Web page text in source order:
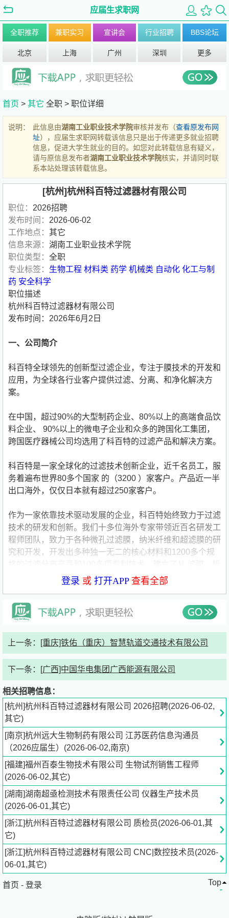
应届生求职网
全职推荐 兼职实习 宣讲会 行业招聘 BBS论坛
北京 上海 广州 深圳 更多
首页 > 其它 全职 > 职位详细
说明： 此信息由湖南工业职业技术学院审核并发布（查看原发布网
址），应届生求职网转载该信息只是出于传递更多就业招聘
信息，促进大学生就业的目的。如您对此转载信息有疑义，
请与原信息发布者湖南工业职业技术学院核实，并请同时联
系本站处理该转载信息。
[杭州]杭州科百特过滤器材有限公司
职位： 2026招聘
发布时间： 2026-06-02
工作地点： 其它
信息来源： 湖南工业职业技术学院
职位类型： 全职
专业标签： 生物工程 材料类 药学 机械类 自动化 化工与制
药 安全科学
职位描述
杭州科百特过滤器材有限公司
发布时间：2026年6月2日
一、公司简介
科百特全球领先的创新型过滤企业，专注于膜技术的开发和
应用，为全球各行业客户提供过滤、分离、和净化解决方
案。
在中国，超过90%的大型制药企业、80%以上的高端食品饮
料企业、 90%以上的微电子企业和众多的跨国化工集团，
跨国医疗器械公司均选用了科百特的过滤产品和解决方案。
科百特是一家全球化的过滤技术创新企业，近千名员工，服
务着遍布世界80多个国家 的（3200 ）家客户。产品近一半
出口海外，仅仅日本就有超过250家客户。
作为一家依靠技术驱动发展的企业，科百特始终致力于过滤
技术的研发和创新。我们十多位海外专家带领近百名研发工
程师团队，致力于各种微孔过滤膜，纳米纤维和超滤膜的研
究和开发，开发出多种独一无二的核心材料和1200多个规
叠滤芯，囊式过滤器，超滤膜堆，金属过滤器，金属滤芯，
分离产业链。奠定了科百特强大的竞争优势。
的服务。我们投资5000万建立独立的第三方资质的验证检
年为制药客户提供超过1200份工艺验证报告，每年为电
子，化工，生命科学客户提供超过1300份技术分析报告和
解决方案。我们用极致产品和持续创新的解决方案帮助客户
提升品质，与他们一同迎接挑战。
我们恪守产品质量第一，全球客户信赖的质量方针。通过学
习运用日本的精益化生产理念，持续的进行TPS改善提高，
聘请日本原真二先生为质量总监，导入业内最严苛的日本质
量管理控制体系，确保科百特产品的高品质、高稳定性和高
可靠性，赢得了全球客户的信赖。现在客户投诉率不到国内
行业平均的十分之一。
Collaboration makes better future，合作创造美好未来，这
是科百特人坚守的初心。我们致力于和客户，供应商，员
工，社区，股东建立持久的可信赖的合作关系。科百特和客
户，员工之间持续十多年的非常稳定信赖的合作关系，让彼
此都变得更加优秀成功。
登录 或 打开APP查看全部
上一条： [重庆]铁佑（重庆）智慧轨道交通技术有限公司
下一条： [广西]中国华电集团广西能源有限公司
相关招聘信息：
[杭州]杭州科百特过滤器材有限公司 2026招聘(2026-06-02,
其它)
[南京]杭州远大生物制药有限公司 江苏医药信息沟通员
（2026应届生）(2026-06-02,南京)
[福建]福州百泰生物技术有限公司 生物试剂销售工程师
(2026-06-02,其它)
[湖南]湖南超亟检测技术有限责任公司 仪器生产技术员
(2026-06-01,其它)
[浙江]杭州科百特过滤器材有限公司 质检员(2026-06-01,其
它)
[浙江]杭州科百特过滤器材有限公司 CNC|数控技术员(2026-
06-01,其它)
首页 - 登录 Top